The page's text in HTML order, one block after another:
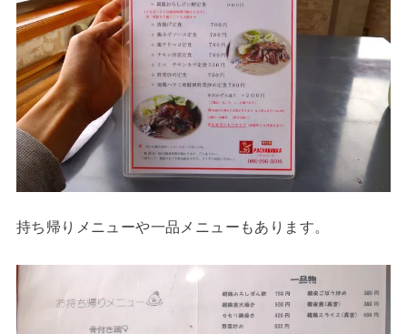
持ち帰りメニューや一品メニューもあります。